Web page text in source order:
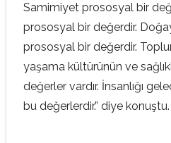
Samimiyet prososyal bir
prososyal bir değerdir.
prososyal bir değerdir.
yaşama kültürünün ve
değerler vardır. İnsanlığı
bu değerlerdir.” diye konuştu.